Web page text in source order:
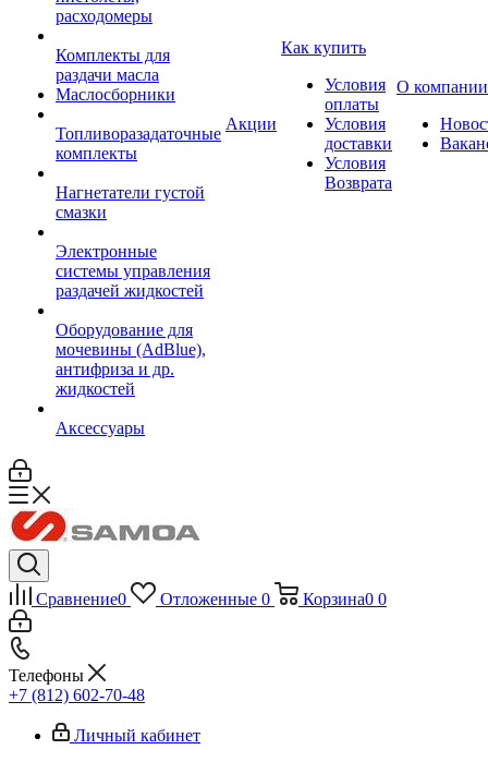
расходомеры
Комплекты для
раздачи масла
Маслосборники
Топливоразадаточные
комплекты
Нагнетатели густой
смазки
Электронные
системы управления
раздачей жидкостей
Оборудование для
мочевины (AdBlue),
антифриза и др.
жидкостей
Аксессуары
Акции
Как купить
Условия
оплаты
Условия
доставки
Условия
Возврата
О компании
Сравнение0 Отложенные 0 Корзина0 0
Телефоны
+7 (812) 602-70-48
Личный кабинет